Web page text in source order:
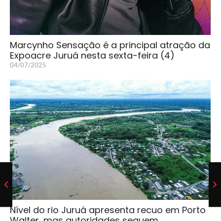
Marcynho Sensação é a principal atração da
Expoacre Juruá nesta sexta-feira (4)
04/07/2025
Nível do rio Juruá apresenta recuo em Porto